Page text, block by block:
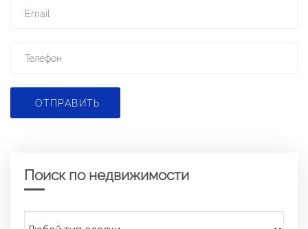
ОТПРАВИТЬ
Поиск по недвижимости